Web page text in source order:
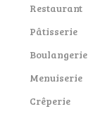
Restaurant
Pâtisserie
Boulangerie
Menuiserie
Crêperie